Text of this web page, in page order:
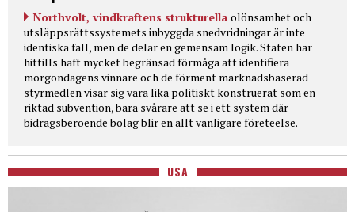
Northvolt, vindkraftens strukturella olönsamhet och
utsläppsrättssystemets inbyggda snedvridningar är inte
identiska fall, men de delar en gemensam logik. Staten har
hittills haft mycket begränsad förmåga att identifiera
morgondagens vinnare och de förment marknadsbaserad
styrmedlen visar sig vara lika politiskt konstruerat som en
riktad subvention, bara svårare att se i ett system där
bidragsberoende bolag blir en allt vanligare företeelse.
USA